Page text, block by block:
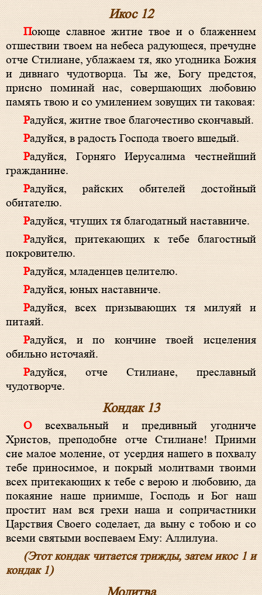
Икос 12
Поюще славное житие твое и о блаженнем
отшествии твоем на небеса радующеся, пречудне
отче Стилиане, ублажаем тя, яко угодника Божия
и дивнаго чудотворца. Ты же, Богу предстоя,
присно поминай нас, совершающих любовию
память твою и со умилением зовущих ти таковая:
Радуйся, житие твое благочестиво скончавый.
Радуйся, в радость Господа твоего вшедый.
Радуйся, Горняго Иерусалима честнейший
гражданине.
Радуйся, райских обителей достойный
обитателю.
Радуйся, чтущих тя благодатный наставниче.
Радуйся, притекающих к тебе благостный
покровителю.
Радуйся, младенцев целителю.
Радуйся, юных наставниче.
Радуйся, всех призывающих тя милуяй и
питаяй.
Радуйся, и по кончине твоей исцеления
обильно источаяй.
Радуйся, отче Стилиане, преславный
чудотворче.
Кондак 13
О всехвальный и предивный угодниче
Христов, преподобне отче Стилиане! Приими
сие малое моление, от усердия нашего в похвалу
тебе приносимое, и покрый молитвами твоими
всех притекающих к тебе с верою и любовию, да
покаяние наше приимше, Господь и Бог наш
простит нам вся грехи наша и сопричастники
Царствия Своего соделает, да выну с тобою и со
всеми святыми воспеваем Ему: Аллилуиа.
(Этот кондак читается трижды, затем икос 1 и
кондак 1)